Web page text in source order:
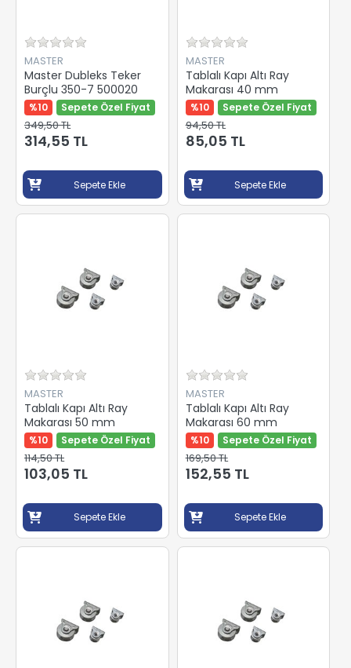
MASTER
Master Dubleks Teker
Burçlu 350-7 500020
%10 Sepete Özel Fiyat
349,50 TL
314,55 TL
Sepete Ekle
MASTER
Tablalı Kapı Altı Ray
Makarası 40 mm
%10 Sepete Özel Fiyat
94,50 TL
85,05 TL
Sepete Ekle
MASTER
Tablalı Kapı Altı Ray
Makarası 50 mm
%10 Sepete Özel Fiyat
114,50 TL
103,05 TL
Sepete Ekle
MASTER
Tablalı Kapı Altı Ray
Makarası 60 mm
%10 Sepete Özel Fiyat
169,50 TL
152,55 TL
Sepete Ekle